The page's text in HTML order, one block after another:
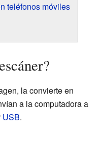
teléfonos móviles
la convierte en
a la computadora a
USB.